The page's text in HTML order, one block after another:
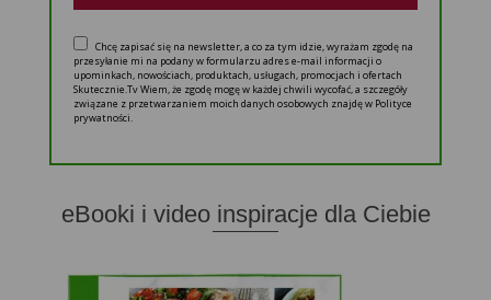
Chcę zapisać się na newsletter, a co za tym idzie, wyrażam zgodę na
przesyłanie mi na podany w formularzu adres e-mail informacji o
upominkach, nowościach, produktach, usługach, promocjach i ofertach
Skutecznie.Tv Wiem, że zgodę mogę w każdej chwili wycofać, a szczegóły
związane z przetwarzaniem moich danych osobowych znajdę w Polityce
prywatności.
eBooki i video inspiracje dla Ciebie